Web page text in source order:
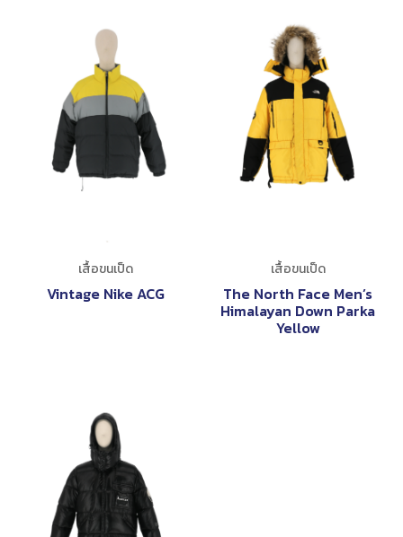
เสื้อขนเป็ด
Vintage Nike ACG
เสื้อขนเป็ด
The North Face Men’s
Himalayan Down Parka
Yellow